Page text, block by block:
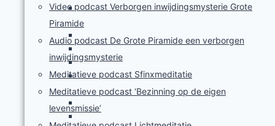
Video podcast Verborgen inwijdingsmysterie Grote
Piramide
Audio podcast De Grote Piramide een verborgen
inwijdingsmysterie
Meditatieve podcast Sfinxmeditatie
Meditatieve podcast ‘Bezinning op de eigen
levensmissie’
Nieuwsbrief KoendalinieNetwerk november
2022
Nieuwsbrief KoendalinieNetwerk oktober 2022
Nieuwsbrief KoendalinieNetwerk maart 2022
Nieuwsbrief KoendalinieNetwerk jan feb 2022
Nieuwsbrief KoendalinieNetwerk
sept/december 2021
Nieuwsbrief KoendalinieNetwerk mei/aug 2021
Nieuwsbrief KoendalinieNetwerk januari 2021